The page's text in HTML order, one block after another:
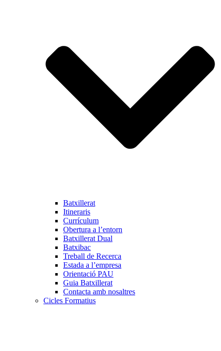
Batxillerat
Itineraris
Currículum
Obertura a l’entorn
Batxillerat Dual
Batxibac
Treball de Recerca
Estada a l’empresa
Orientació PAU
Guia Batxillerat
Contacta amb nosaltres
Cicles Formatius